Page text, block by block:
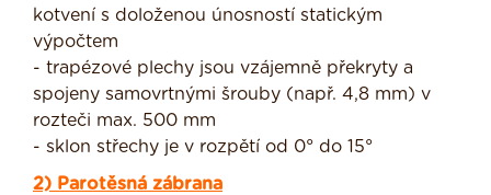
kotvení s doloženou únosností statickým
výpočtem
- trapézové plechy jsou vzájemně překryty a
spojeny samovrtnými šrouby (např. 4,8 mm) v
rozteči max. 500 mm
- sklon střechy je v rozpětí od 0° do 15°
2) Parotěsná zábrana